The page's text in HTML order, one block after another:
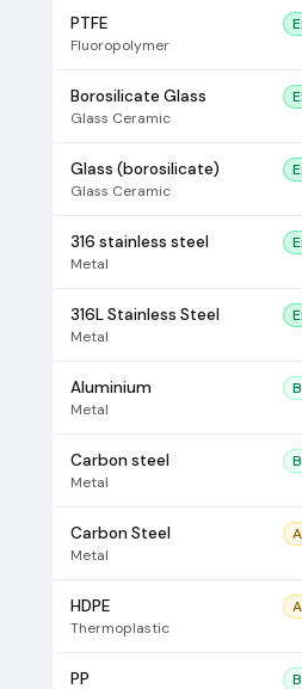
PTFE
Fluoropolymer
Borosilicate Glass
Glass Ceramic
Glass (borosilicate)
Glass Ceramic
316 stainless steel
Metal
316L Stainless Steel
Metal
Aluminium
Metal
Carbon steel
Metal
Carbon Steel
Metal
HDPE
Thermoplastic
PP